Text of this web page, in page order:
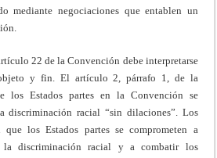
mediante negociaciones que entablen un
22 de la Convención debe interpretarse
y fin. El artículo 2, párrafo 1, de la
los Estados partes en la Convención se
discriminación racial “sin dilaciones”. Los
los Estados partes se comprometen a
discriminación racial y a combatir los